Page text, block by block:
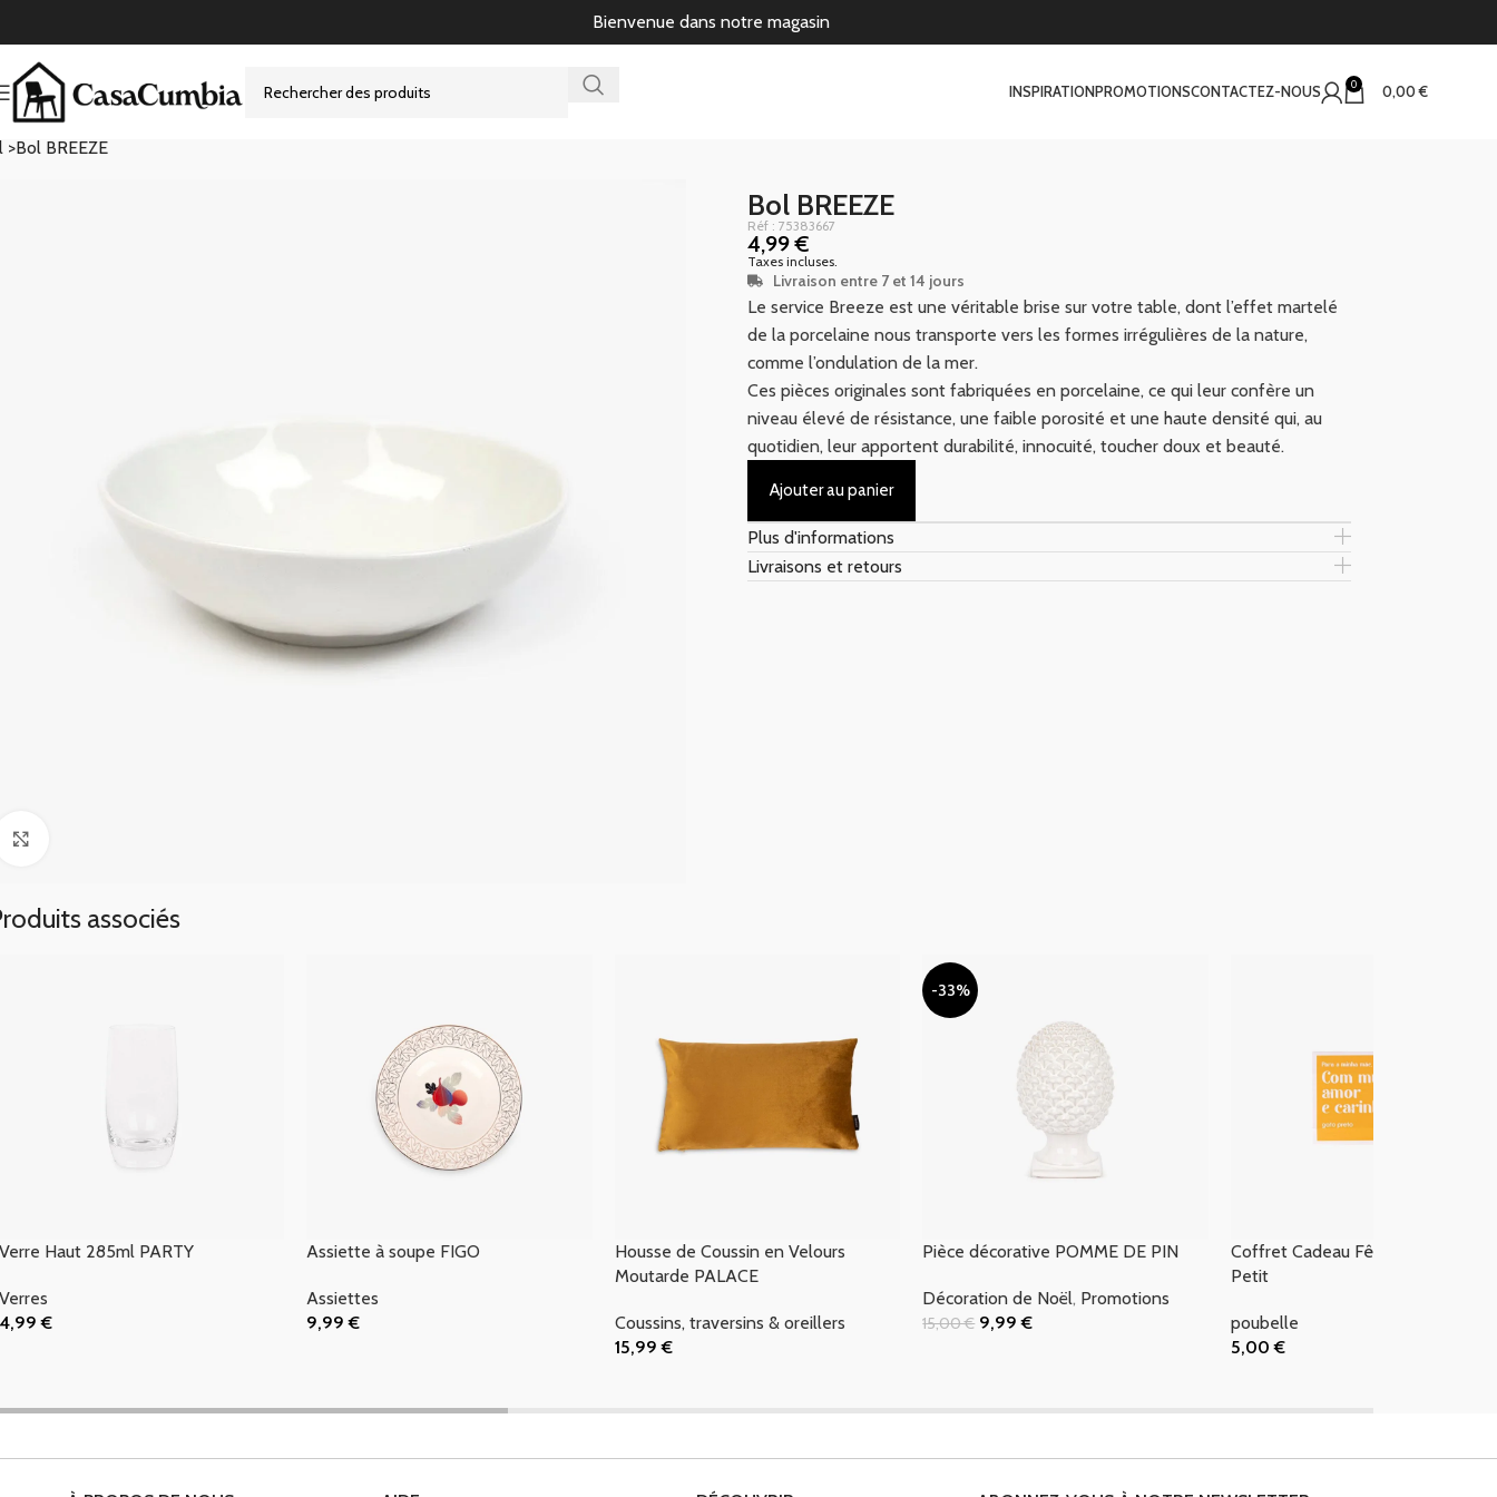
Bienvenue dans notre magasin
INSPIRATIONPROMOTIONSCONTACTEZ-NOUS 0 0,00€
>Bol BREEZE
Bol BREEZE
Réf : 75383667
4,99€
Taxes incluses.
Livraison entre 7 et 14 jours
Le service Breeze est une véritable brise sur votre table, dont l’effet martelé
de la porcelaine nous transporte vers les formes irrégulières de la nature,
comme l’ondulation de la mer.
Ces pièces originales sont fabriquées en porcelaine, ce qui leur confère un
niveau élevé de résistance, une faible porosité et une haute densité qui, au
quotidien, leur apportent durabilité, innocuité, toucher doux et beauté.
Ajouter au panier
Plus d'informations
Livraisons et retours
associés
Verre Haut 285ml PARTY
Verres
4,99€
Assiette à soupe FIGO
Assiettes
9,99€
Housse de Coussin en Velours
Moutarde PALACE
Coussins, traversins & oreillers
15,99€
-33%
Pièce décorative POMME DE PIN
Décoration de Noël, Promotions
15,00€ 9,99€
Coffret Cadeau Fête des Mères
Petit
poubelle
5,00€